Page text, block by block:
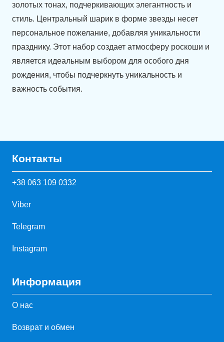
золотых тонах, подчеркивающих элегантность и
стиль. Центральный шарик в форме звезды несет
персональное пожелание, добавляя уникальности
празднику. Этот набор создает атмосферу роскоши и
является идеальным выбором для особого дня
рождения, чтобы подчеркнуть уникальность и
важность события.
Контакты
+38 063 109 0332
Viber
Telegram
Instagram
Информация
О нас
Возврат и обмен